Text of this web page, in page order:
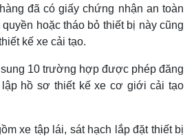
đã có giấy chứng nhận an toàn
hoặc tháo bỏ thiết bị này cũng
kế xe cải tạo.
10 trường hợp được phép đăng
lập hồ sơ thiết kế xe cơ giới cải tạo
xe tập lái, sát hạch lắp đặt thiết bị